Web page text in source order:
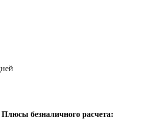
Плюсы безналичного расчета: